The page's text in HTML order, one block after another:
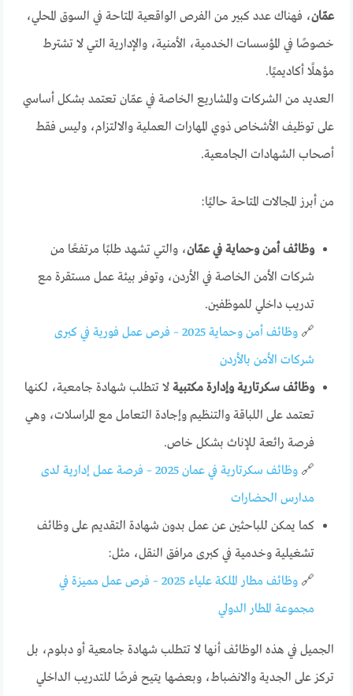
عمّان، فهناك عدد كبير من الفرص الواقعية المتاحة في السوق المحلي،
خصوصًا في المؤسسات الخدمية، الأمنية، والإدارية التي لا تشترط
مؤهلًا أكاديميًا.
العديد من الشركات والمشاريع الخاصة في عمّان تعتمد بشكل أساسي
على توظيف الأشخاص ذوي المهارات العملية والالتزام، وليس فقط
أصحاب الشهادات الجامعية.
من أبرز المجالات المتاحة حاليًا:
وظائف أمن وحماية في عمّان، والتي تشهد طلبًا مرتفعًا من
شركات الأمن الخاصة في الأردن، وتوفر بيئة عمل مستقرة مع
تدريب داخلي للموظفين.
🔗
وظائف أمن وحماية 2025 – فرص عمل فورية في كبرى
شركات الأمن بالأردن
وظائف سكرتارية وإدارة مكتبية لا تتطلب شهادة جامعية، لكنها
تعتمد على اللباقة والتنظيم وإجادة التعامل مع المراسلات، وهي
فرصة رائعة للإناث بشكل خاص.
🔗
وظائف سكرتارية في عمان 2025 – فرصة عمل إدارية لدى
مدارس الحضارات
كما يمكن للباحثين عن عمل بدون شهادة التقديم على وظائف
تشغيلية وخدمية في كبرى مرافق النقل، مثل:
🔗
وظائف مطار الملكة علياء 2025 – فرص عمل مميزة في
مجموعة المطار الدولي
الجميل في هذه الوظائف أنها لا تتطلب شهادة جامعية أو دبلوم، بل
تركز على الجدية والانضباط، وبعضها يتيح فرصًا للتدريب الداخلي